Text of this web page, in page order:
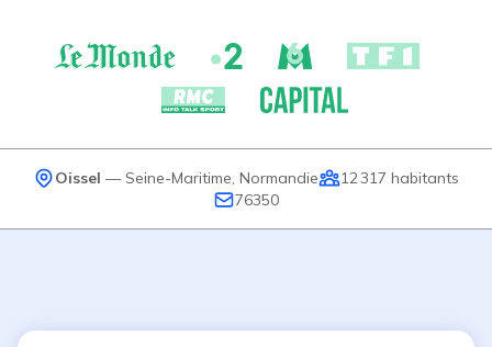
Oissel — Seine-Maritime Normandie 12 317 habitants
76350